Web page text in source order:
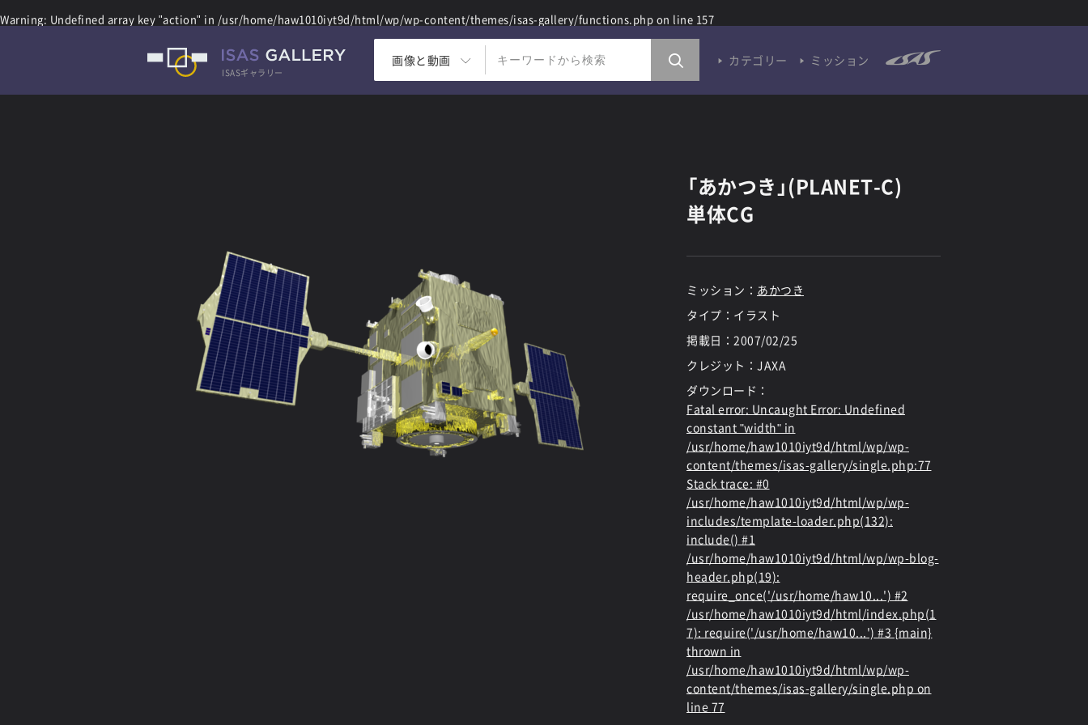
Warning: Undefined array key "action" in /usr/home/haw1010iyt9d/html/wp/wp-content/themes/isas-gallery/functions.php on line 157
ISASギャラリー
画像と動画 カテゴリー ミッション
「あかつき」(PLANET-C)
単体CG
ミッション： あかつき
タイプ：イラスト
掲載日： 2007/02/25
クレジット：JAXA
ダウンロード：
Fatal error: Uncaught Error: Undefined
constant "width" in
/usr/home/haw1010iyt9d/html/wp/wp-
content/themes/isas-gallery/single.php:77
Stack trace: #0
/usr/home/haw1010iyt9d/html/wp/wp-
includes/template-loader.php(132):
include() #1
/usr/home/haw1010iyt9d/html/wp/wp-blog-
header.php(19):
require_once('/usr/home/haw10...') #2
/usr/home/haw1010iyt9d/html/index.php(1
7): require('/usr/home/haw10...') #3 {main}
thrown in
/usr/home/haw1010iyt9d/html/wp/wp-
content/themes/isas-gallery/single.php on
line 77